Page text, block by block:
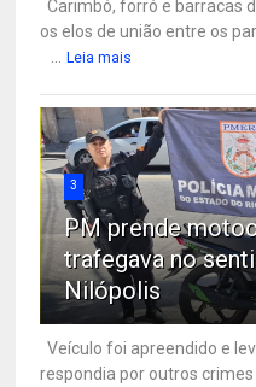
Carimbó, forró e barracas
os elos de união entre os
Leia mais
3
PM prende
trafegava no
Nilópolis
Veículo foi apreendido e
respondia por outros